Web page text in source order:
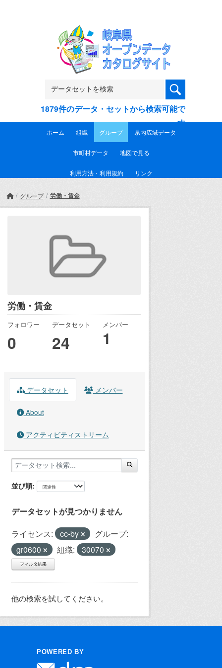
1879件のデータ・セットから検索可能で
す
ホーム 組織 グループ 県内広域データ
市町村データ 地図で見る
利用方法・利用規約 リンク
グループ 労働・賃金
労働・賃金
フォロワー
0
データセット
24
メンバー
1
データセット メンバー
About
アクティビティストリーム
並び順
データセットが見つかりません
ライセンス: cc-by
グループ:
gr0600
組織: 30070
フィルタ結果
他の検索を試してください。
POWERED BY